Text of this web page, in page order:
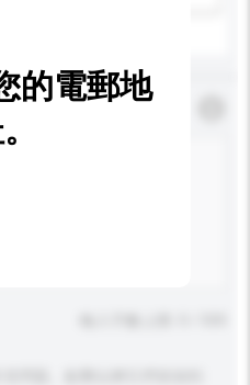
* 必須填寫
的電郵地